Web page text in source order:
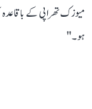
میوزک تھراپی کے
ہو۔"